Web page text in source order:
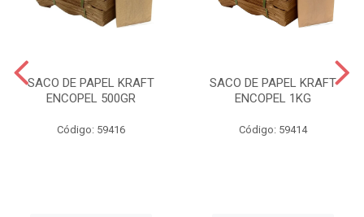
SACO DE PAPEL KRAFT
ENCOPEL 500GR
Código: 59416
SACO DE PAPEL KRAFT
ENCOPEL 1KG
Código: 59414